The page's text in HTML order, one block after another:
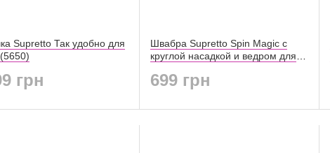
Supretto Так удобно для
грн
Швабра Supretto Spin Magic с
круглой насадкой и ведром для
699 грн